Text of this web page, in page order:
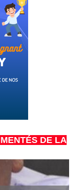
DE LA